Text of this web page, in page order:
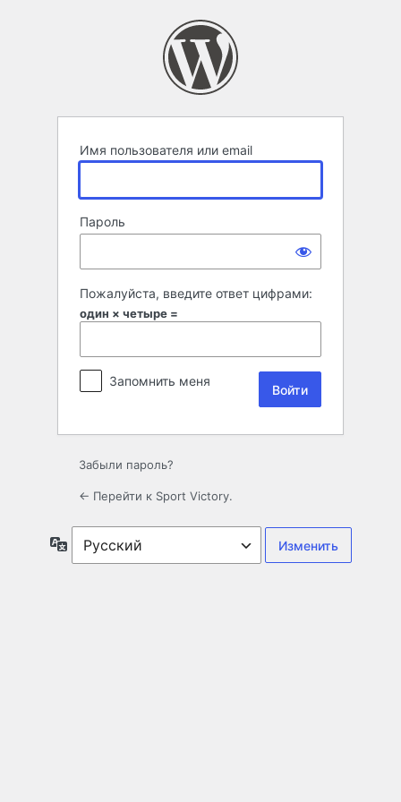
Имя пользователя или email
Пароль
Пожалуйста, введите ответ цифрами:
один × четыре =
Запомнить меня
Забыли пароль?
← Перейти к Sport Victory.
Язык